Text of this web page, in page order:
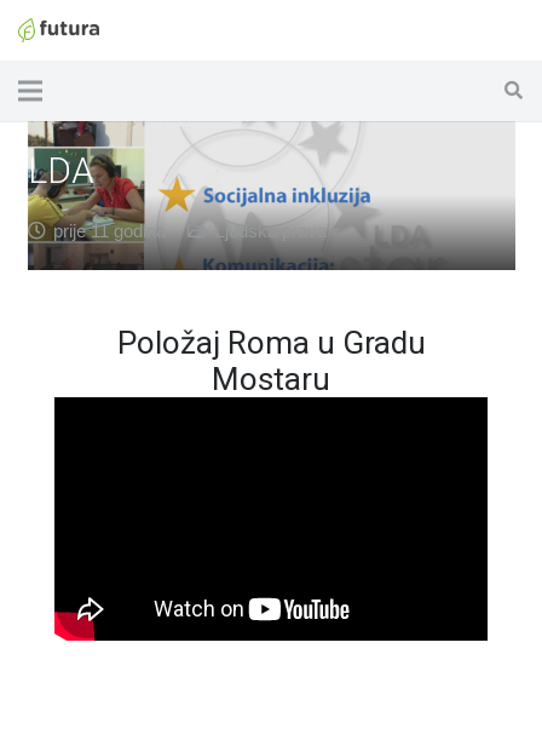
LDA
prije 11 godina Ljudska prava
Položaj Roma u Gradu
Mostaru